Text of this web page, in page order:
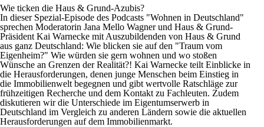
Wie ticken die Haus & Grund-Azubis?
In dieser Spezial-Episode des Podcasts "Wohnen in Deutschland"
sprechen Moderatorin Jana Mello Wagner und Haus & Grund-
Präsident Kai Warnecke mit Auszubildenden von Haus & Grund
aus ganz Deutschland: Wie blicken sie auf den "Traum vom
Eigenheim?" Wie würden sie gern wohnen und wo stoßen
Wünsche an Grenzen der Realität?! Kai Warnecke teilt Einblicke in
die Herausforderungen, denen junge Menschen beim Einstieg in
die Immobilienwelt begegnen und gibt wertvolle Ratschläge zur
frühzeitigen Recherche und dem Kontakt zu Fachleuten. Zudem
diskutieren wir die Unterschiede im Eigentumserwerb in
Deutschland im Vergleich zu anderen Ländern sowie die aktuellen
Herausforderungen auf dem Immobilienmarkt.